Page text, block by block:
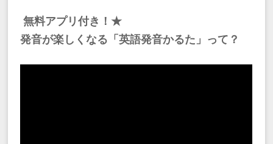
無料アプリ付き！★
発音が楽しくなる「英語発音かるた」って？